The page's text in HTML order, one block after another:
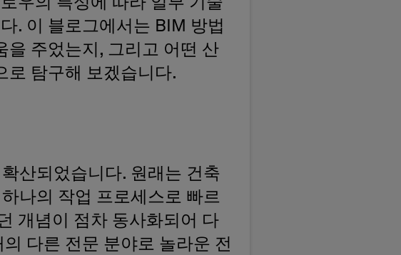
우의 특성에 따라 일부 기술
. 이 블로그에서는 BIM 방법
을 주었는지, 그리고 어떤 산
로 탐구해 보겠습니다.
산되었습니다. 원래는 건축
나의 작업 프로세스로 빠르
개념이 점차 동사화되어 다
다른 전문 분야로 놀라운 전